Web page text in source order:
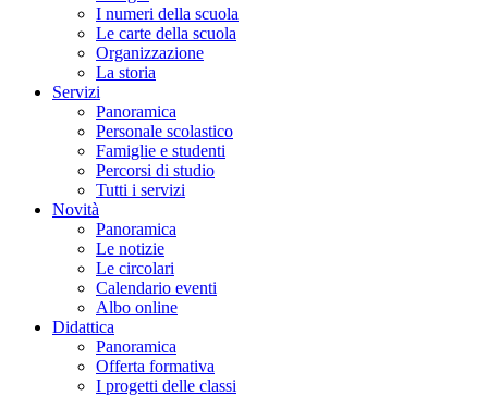
I numeri della scuola
Le carte della scuola
Organizzazione
La storia
Servizi
Panoramica
Personale scolastico
Famiglie e studenti
Percorsi di studio
Tutti i servizi
Novità
Panoramica
Le notizie
Le circolari
Calendario eventi
Albo online
Didattica
Panoramica
Offerta formativa
I progetti delle classi